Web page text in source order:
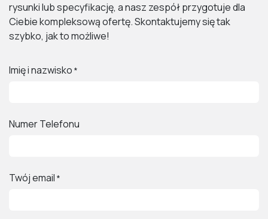
rysunki lub specyfikację, a nasz zespół przygotuje dla
Ciebie kompleksową ofertę. Skontaktujemy się tak
szybko, jak to możliwe!
Imię i nazwisko *
Numer Telefonu
Twój email *